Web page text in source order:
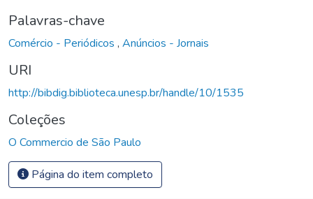
Palavras-chave
Comércio - Periódicos , Anúncios - Jornais
URI
http://bibdig.biblioteca.unesp.br/handle/10/1535
Coleções
O Commercio de São Paulo
Página do item completo